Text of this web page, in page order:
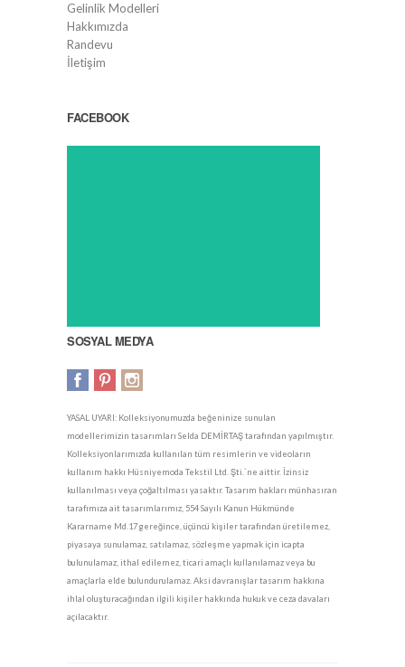
Gelinlik Modelleri
Hakkımızda
Randevu
İletişim
FACEBOOK
SOSYAL MEDYA
YASAL UYARI: Kolleksiyonumuzda beğeninize sunulan
modellerimizin tasarımları Selda DEMİRTAŞ tarafından yapılmıştır.
Kolleksiyonlarımızda kullanılan tüm resimlerin ve videoların
kullanım hakkı Hüsniyemoda Tekstil Ltd. Şti.`ne aittir. İzinsiz
kullanılması veya çoğaltılması yasaktır. Tasarım hakları münhasıran
tarafımıza ait tasarımlarımız, 554 Sayılı Kanun Hükmünde
Kararname Md.17 gereğince, üçüncü kişiler tarafından üretilemez,
piyasaya sunulamaz, satılamaz, sözleşme yapmak için icapta
bulunulamaz, ithal edilemez, ticari amaçlı kullanılamaz veya bu
amaçlarla elde bulundurulamaz. Aksi davranışlar tasarım hakkına
ihlal oluşturacağından ilgili kişiler hakkında hukuk ve ceza davaları
açılacaktır.